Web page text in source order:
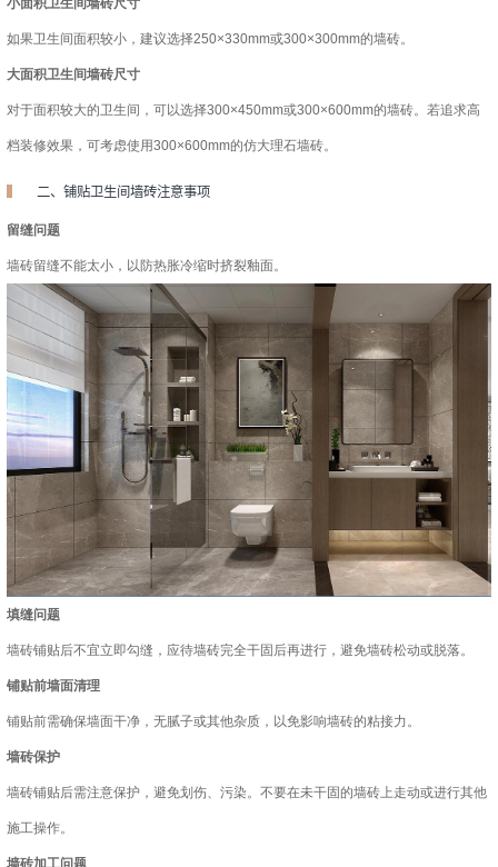
小面积卫生间墙砖尺寸
如果卫生间面积较小，建议选择250×330mm或300×300mm的墙砖。
大面积卫生间墙砖尺寸
对于面积较大的卫生间，可以选择300×450mm或300×600mm的墙砖。若追求高
档装修效果，可考虑使用300×600mm的仿大理石墙砖。
二、铺贴卫生间墙砖注意事项
留缝问题
墙砖留缝不能太小，以防热胀冷缩时挤裂釉面。
填缝问题
墙砖铺贴后不宜立即勾缝，应待墙砖完全干固后再进行，避免墙砖松动或脱落。
铺贴前墙面清理
铺贴前需确保墙面干净，无腻子或其他杂质，以免影响墙砖的粘接力。
墙砖保护
墙砖铺贴后需注意保护，避免划伤、污染。不要在未干固的墙砖上走动或进行其他
施工操作。
墙砖加工问题